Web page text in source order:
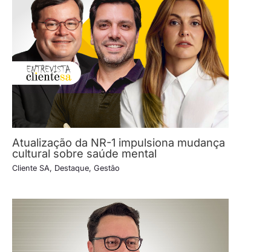
Atualização da NR-1 impulsiona mudança
cultural sobre saúde mental
Cliente SA, Destaque, Gestão